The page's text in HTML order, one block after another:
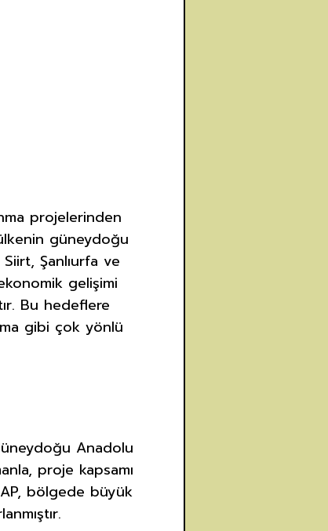
projelerinden
güneydoğu
Şanlıurfa ve
gelişimi
Bu hedeflere
gibi çok yönlü
Anadolu
proje kapsamı
bölgede büyük